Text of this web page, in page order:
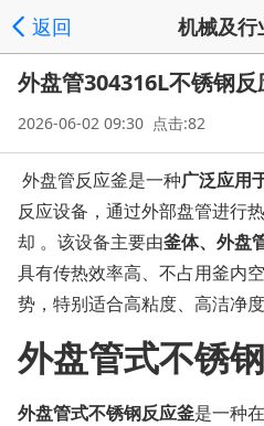
返回 机械及行
外盘管304316L不锈钢
2026-06-02 09:30 点击:82
外盘管反应釜是一种‌广泛应用
反应设备，通过外部盘管进行
却 。该设备主要由‌釜体、外盘
具有传热效率高、不占用釜内
势，特别适合高粘度、高洁净
外盘管式不锈
外盘管式不锈钢反应釜是一种